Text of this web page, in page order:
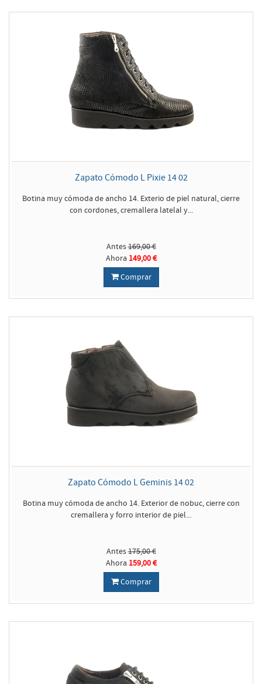
Zapato Cómodo L Pixie 14 02
Botina muy cómoda de ancho 14. Exterio de piel natural, cierre
con cordones, cremallera latelal y...
Antes169,00 €
Ahora 149,00 €
Comprar
Zapato Cómodo L Geminis 14 02
Botina muy cómoda de ancho 14. Exterior de nobuc, cierre con
cremallera y forro interior de piel...
Antes175,00 €
Ahora 159,00 €
Comprar